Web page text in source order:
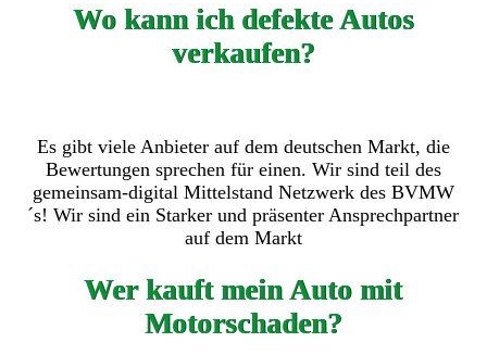
Wo kann ich defekte Autos
verkaufen?
Es gibt viele Anbieter auf dem deutschen Markt, die
Bewertungen sprechen für einen. Wir sind teil des
gemeinsam-digital Mittelstand Netzwerk des BVMW
´s! Wir sind ein Starker und präsenter Ansprechpartner
auf dem Markt
Wer kauft mein Auto mit
Motorschaden?